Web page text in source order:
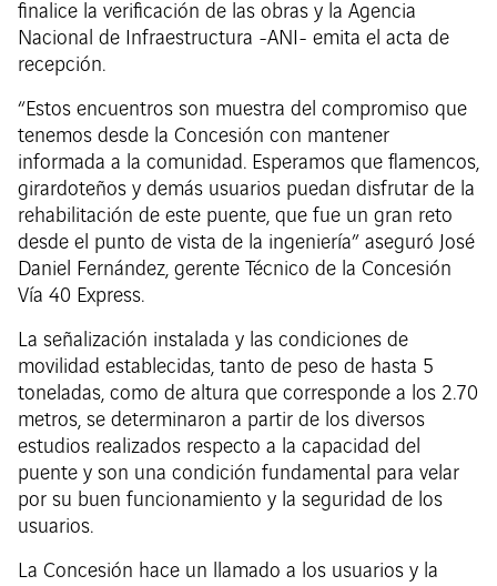
finalice la verificación de las obras y la Agencia
Nacional de Infraestructura -ANI- emita el acta de
recepción.
“Estos encuentros son muestra del compromiso que
tenemos desde la Concesión con mantener
informada a la comunidad. Esperamos que flamencos,
girardoteños y demás usuarios puedan disfrutar de la
rehabilitación de este puente, que fue un gran reto
desde el punto de vista de la ingeniería” aseguró José
Daniel Fernández, gerente Técnico de la Concesión
Vía 40 Express.
La señalización instalada y las condiciones de
movilidad establecidas, tanto de peso de hasta 5
toneladas, como de altura que corresponde a los 2.70
metros, se determinaron a partir de los diversos
estudios realizados respecto a la capacidad del
puente y son una condición fundamental para velar
por su buen funcionamiento y la seguridad de los
usuarios.
La Concesión hace un llamado a los usuarios y la